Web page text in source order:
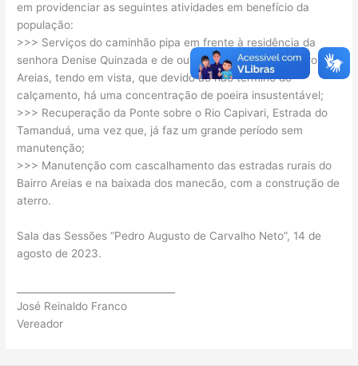
em providenciar as seguintes atividades em benefício da
população:
>>> Serviços do caminhão pipa em frente à residência da
senhora Denise Quinzada e de outros moradores no Bairro
Areias, tendo em vista, que devido ao não término do
calçamento, há uma concentração de poeira insustentável;
>>> Recuperação da Ponte sobre o Rio Capivari, Estrada do
Tamanduá, uma vez que, já faz um grande período sem
manutenção;
>>> Manutenção com cascalhamento das estradas rurais do
Bairro Areias e na baixada dos manecão, com a construção de
aterro.
Sala das Sessões “Pedro Augusto de Carvalho Neto”, 14 de
agosto de 2023.
José Reinaldo Franco
Vereador